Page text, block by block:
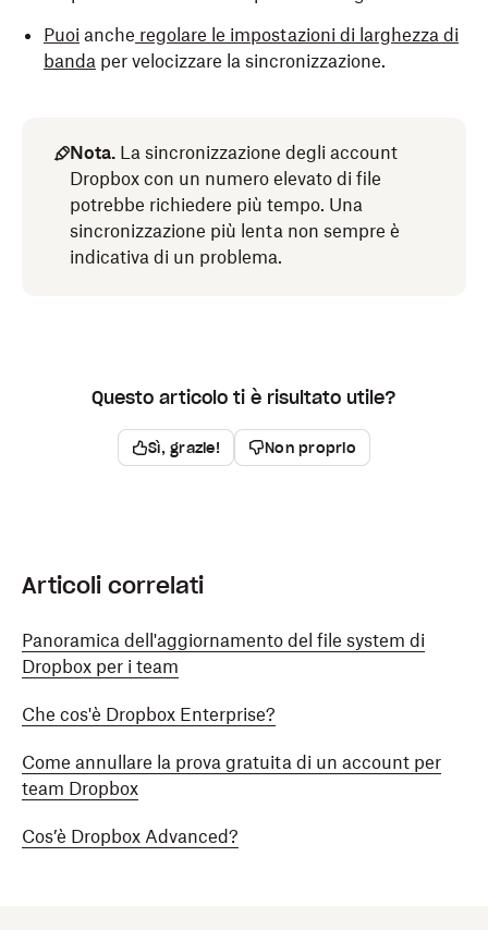
Puoi anche regolare le impostazioni di larghezza di
banda per velocizzare la sincronizzazione.
Nota. La sincronizzazione degli account
Dropbox con un numero elevato di file
potrebbe richiedere più tempo. Una
sincronizzazione più lenta non sempre è
indicativa di un problema.
Questo articolo ti è risultato utile?
Sì, grazie! Non proprio
Articoli correlati
Panoramica dell'aggiornamento del file system di
Dropbox per i team
Che cos'è Dropbox Enterprise?
Come annullare la prova gratuita di un account per
team Dropbox
Cos’è Dropbox Advanced?